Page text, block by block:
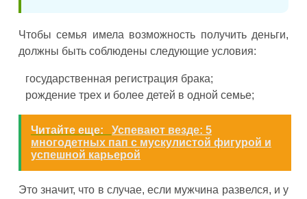
Чтобы семья имела возможность получить деньги,
должны быть соблюдены следующие условия:
государственная регистрация брака;
рождение трех и более детей в одной семье;
Читайте еще:
Успевают везде: 5
многодетных пап с мускулистой фигурой и
успешной карьерой
Это значит, что в случае, если мужчина развелся, и у